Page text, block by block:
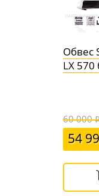
Обвес
LX
60 000
54